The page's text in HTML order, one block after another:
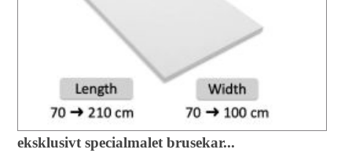
eksklusivt specialmalet brusekar...